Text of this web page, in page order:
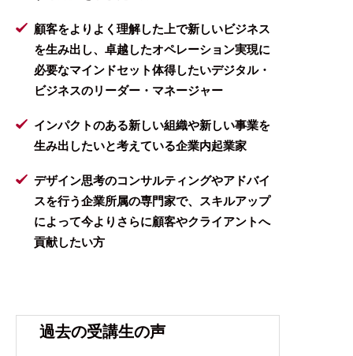
顧客をよりよく理解した上で新しいビジネス
を生み出し、卓越したオペレーション実現に
必要なマインドセット体得したいデジタル・
ビジネスのリーダー・マネージャー
インパクトのある新しい組織や新しい事業を
生み出したいと考えている企業内起業家
デザイン思考のコンサルティングやアドバイ
スを行う企業所属の専門家で、スキルアップ
によって今よりさらに顧客やクライアントへ
貢献したい方
過去の受講生の声